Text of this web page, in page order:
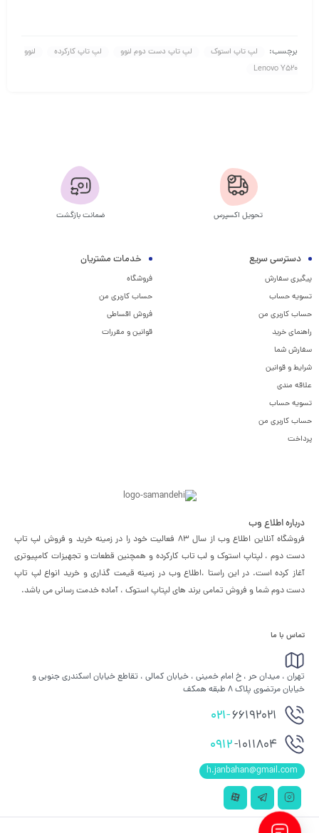
برچسب: لپ تاپ استوک لپ تاپ دست دوم لنوو لپ تاپ کارکرده
لنوو
Lenovo Y520
تحویل اکسپرس ضمانت بازگشت
دسترسی سریع
پیگیری سفارش
تسویه حساب
حساب کاربری من
راهنمای خرید
سفارش شما
شرایط و قوانین
علاقه مندی
تسویه حساب
حساب کاربری من
پرداخت
خدمات مشتریان
فروشگاه
حساب کاربری من
فروش اقساطی
قوانین و مقررات
درباره اطلاع وب
فروشگاه آنلاین اطلاع وب از سال 83 فعالیت خود را در زمینه خرید و فروش لپ تاپ
دست دوم ، لپتاپ استوک و لب تاب کارکرده و همچنین قطعات و تجهیزات کامپیوتری
آغاز کرده است. در این راستا ،‌اطلاع وب در زمینه قیمت گذاری و خرید انواع لپ تاپ
دست دوم شما و فروش تمامی برند های لپتاپ استوک ، آماده خدمت رسانی می باشد.
تماس با ما
تهران ، میدان حر ، خ امام خمینی ، خیابان کمالی ، تقاطع خیابان اسکندری جنوبی و
خیابان مرتضوی پلاک 8 طبقه همکف
021-66192021
0912-1011804
h.janbahan@gmail.com